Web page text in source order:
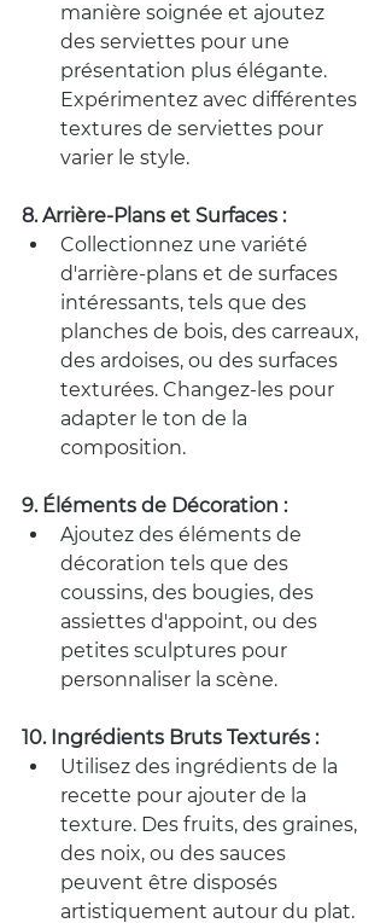
manière soignée et ajoutez
des serviettes pour une
présentation plus élégante.
Expérimentez avec différentes
textures de serviettes pour
varier le style.
8. Arrière-Plans et Surfaces :
Collectionnez une variété
d'arrière-plans et de surfaces
intéressants, tels que des
planches de bois, des carreaux,
des ardoises, ou des surfaces
texturées. Changez-les pour
adapter le ton de la
composition.
9. Éléments de Décoration :
Ajoutez des éléments de
décoration tels que des
coussins, des bougies, des
assiettes d'appoint, ou des
petites sculptures pour
personnaliser la scène.
10. Ingrédients Bruts Texturés :
Utilisez des ingrédients de la
recette pour ajouter de la
texture. Des fruits, des graines,
des noix, ou des sauces
peuvent être disposés
artistiquement autour du plat.